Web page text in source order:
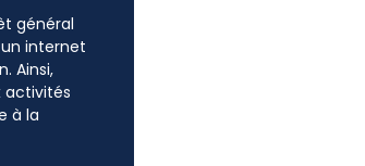
général
internet
Ainsi,
activités
à la